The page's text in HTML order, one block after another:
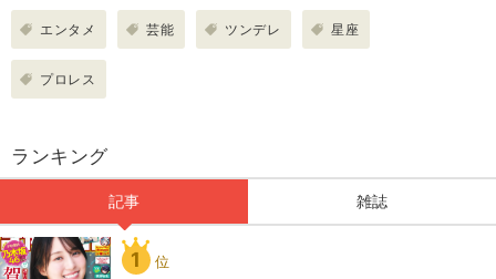
エンタメ 芸能 ツンデレ 星座
プロレス
ランキング
記事 雑誌
1 位